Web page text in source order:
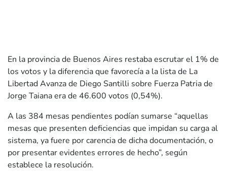
En la provincia de Buenos Aires restaba escrutar el 1% de
los votos y la diferencia que favorecía a la lista de La
Libertad Avanza de Diego Santilli sobre Fuerza Patria de
Jorge Taiana era de 46.600 votos (0,54%).
A las 384 mesas pendientes podían sumarse “aquellas
mesas que presenten deficiencias que impidan su carga al
sistema, ya fuere por carencia de dicha documentación, o
por presentar evidentes errores de hecho”, según
establece la resolución.